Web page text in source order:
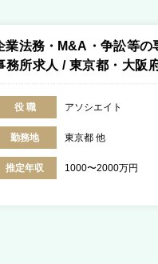
業法務・M&A・争訟等の
務所求人 / 東京都・大阪
県・香川県・北海道
役 職 アソシエイト
勤務地 東京都 他
推定年収 1000〜2000万円